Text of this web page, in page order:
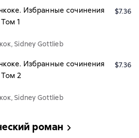
Избранные сочинения
1
Sidney Gottlieb
$7.36
Избранные сочинения
2
Sidney Gottlieb
$7.36
роман